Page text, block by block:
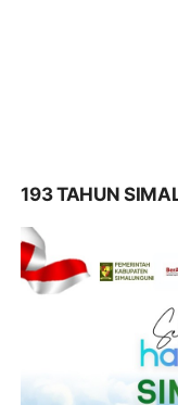
193 TAHUN